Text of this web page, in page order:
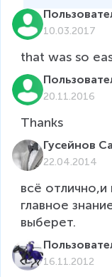
10.03.2017
that was so
20.11.2016
Thanks
Гусейнов
22.04.2014
всё
главное
16.11.2012